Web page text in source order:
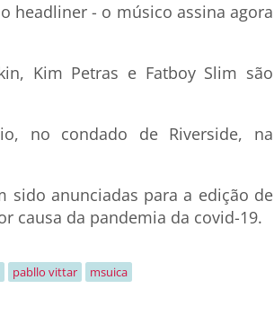
headliner - o músico assina agora
Kim Petras e Fatboy Slim são
no condado de Riverside, na
sido anunciadas para a edição de
causa da pandemia da covid-19.
pabllo vittar msuica